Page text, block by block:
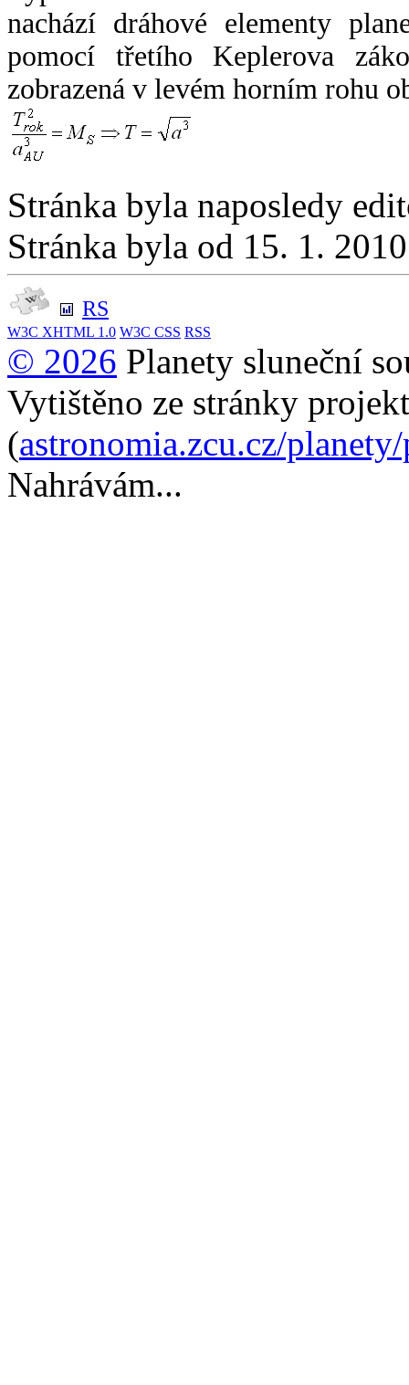
nachází dráhové elementy
pomocí třetího Keplerova
zobrazená v levém horním rohu
Stránka byla naposledy
Stránka byla od 15. 1.
RS
W3C XHTML 1.0 W3C CSS RSS
© 2026 Planety sluneční
Vytištěno ze stránky
(astronomia.zcu.cz/
Nahrávám...